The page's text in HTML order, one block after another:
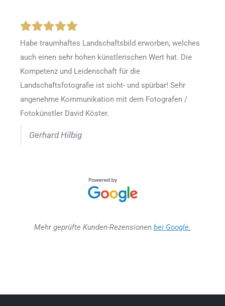
Habe traumhaftes Landschaftsbild erworben, welches
auch einen sehr hohen künstlerischen Wert hat. Die
Kompetenz und Leidenschaft für die
Landschaftsfotografie ist sicht- und spürbar! Sehr
angenehme Kommunikation mit dem Fotografen /
Fotokünstler David Köster.
Gerhard Hilbig
Mehr geprüfte Kunden-Rezensionen bei Google.